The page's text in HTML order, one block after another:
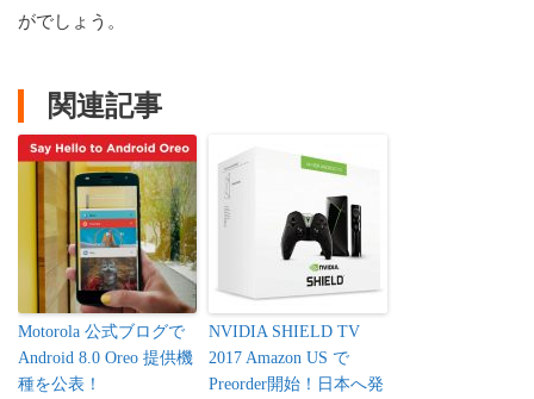
がでしょう。
関連記事
Motorola 公式ブログで
Android 8.0 Oreo 提供機
種を公表！
NVIDIA SHIELD TV
2017 Amazon US で
Preorder開始！日本へ発